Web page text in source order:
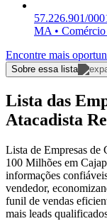
57.226.901/
MA • Comércio
Encontre mais
Sobre essa lista
Lista das
Atacadista
Lista de Empresas de
100 Milhões em
informações
vendedor,
funil de vendas
mais leads